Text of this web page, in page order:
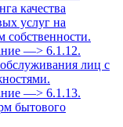
качества
услуг на
собственности.
—> 6.1.12.
лиц с
—> 6.1.13.
бытового